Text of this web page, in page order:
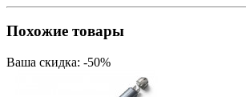
Похожие товары
Ваша скидка: -50%